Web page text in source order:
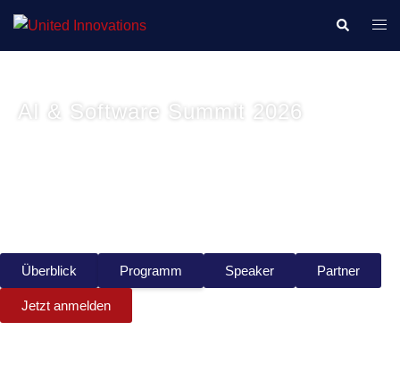
AI & Software Summit 2026
Überblick Programm Speaker Partner
Jetzt anmelden